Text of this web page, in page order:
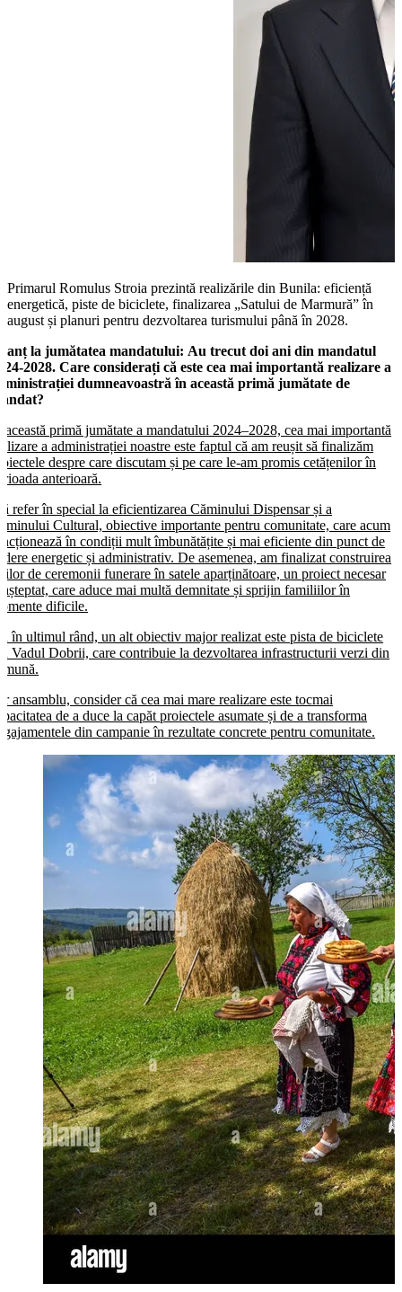
Primarul Romulus Stroia prezintă realizările din Bunila: eficiență
energetică, piste de biciclete, finalizarea „Satului de Marmură” în
august și planuri pentru dezvoltarea turismului până în 2028.
la jumătatea mandatului: Au trecut doi ani din mandatul
2028. Care considerați că este cea mai importantă realizare a
dumneavoastră în această primă jumătate de
această primă jumătate a mandatului 2024–2028, cea mai importantă
a administrației noastre este faptul că am reușit să finalizăm
despre care discutam și pe care le-am promis cetățenilor în
anterioară.
refer în special la eficientizarea Căminului Dispensar și a
Cultural, obiective importante pentru comunitate, care acum
în condiții mult îmbunătățite și mai eficiente din punct de
energetic și administrativ. De asemenea, am finalizat construirea
de ceremonii funerare în satele aparținătoare, un proiect necesar
așteptat, care aduce mai multă demnitate și sprijin familiilor în
dificile.
în ultimul rând, un alt obiectiv major realizat este pista de biciclete
Vadul Dobrii, care contribuie la dezvoltarea infrastructurii verzi din
ansamblu, consider că cea mai mare realizare este tocmai
de a duce la capăt proiectele asumate și de a transforma
din campanie în rezultate concrete pentru comunitate.